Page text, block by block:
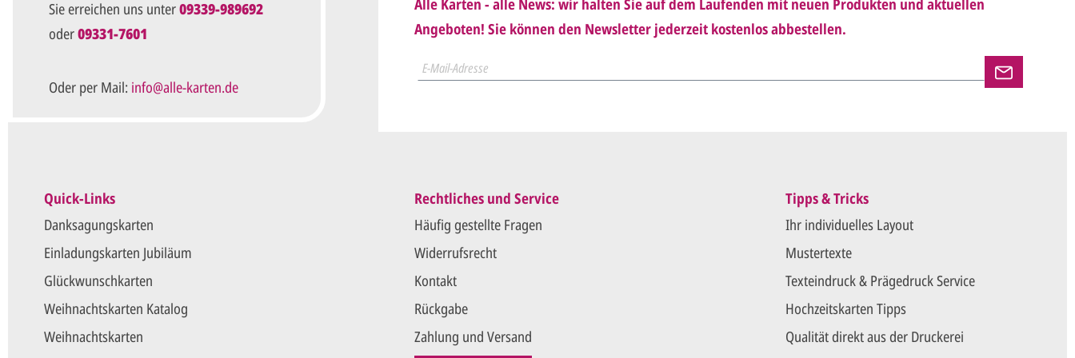
Die mit einem Stern (*) markierten Felder sind Pflichtfelder.
Sie erteilen uns per E-Mail dieDruckfreigabe.
Wir drucken und versenden Ihre Karten.
Sie erreichen uns unter09339-989692
oder09331-7601
Oder per Mail: info@alle-karten.de
Rechtliches und Service
Häufig gestellte Fragen
Widerrufsrecht
Kontakt
Rückgabe
Zahlung und Versand
Tipps & Tricks
Ihr individuelles Layout
Mustertexte
Texteindruck & Prägedruck Service
Hochzeitskarten Tipps
Qualität direkt aus der Druckerei
Quick-Links
Danksagungskarten
Einladungskarten Jubiläum
Glückwunschkarten
Weihnachtskarten Katalog
Weihnachtskarten
Angeboten! Sie können den Newsletter jederzeit kostenlos abbestellen.